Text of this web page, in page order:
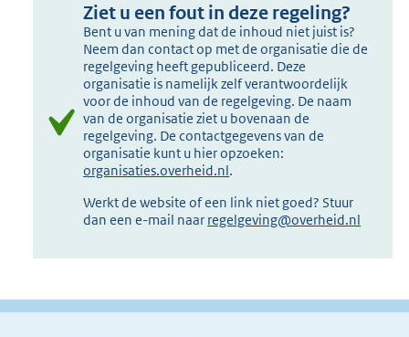
Ziet u een fout in deze regeling?
Bent u van mening dat de inhoud niet juist is?
Neem dan contact op met de organisatie die de
regelgeving heeft gepubliceerd. Deze
organisatie is namelijk zelf verantwoordelijk
voor de inhoud van de regelgeving. De naam
van de organisatie ziet u bovenaan de
regelgeving. De contactgegevens van de
organisatie kunt u hier opzoeken:
organisaties.overheid.nl.
Werkt de website of een link niet goed? Stuur
dan een e-mail naar regelgeving@overheid.nl